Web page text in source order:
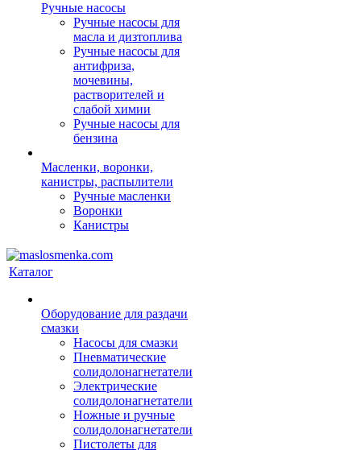
Ручные насосы
Ручные насосы для
масла и дизтоплива
Ручные насосы для
антифриза,
мочевины,
растворителей и
слабой химии
Ручные насосы для
бензина
Масленки, воронки,
канистры, распылители
Ручные масленки
Воронки
Канистры
Каталог
Оборудование для раздачи
смазки
Насосы для смазки
Пневматические
солидолонагнетатели
Электрические
солидолонагнетатели
Ножные и ручные
солидолонагнетатели
Пистолеты для